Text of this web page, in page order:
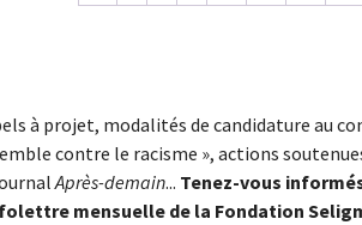
à projet, modalités de candidature au
contre le racisme », actions
Après-demain... Tenez-vous
mensuelle de la Fondation